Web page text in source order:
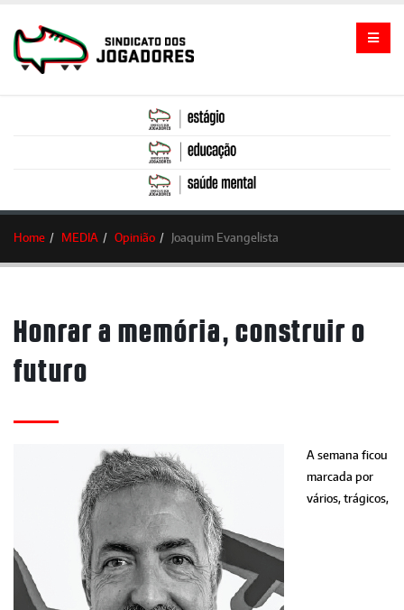
Home MEDIA Opinião Joaquim Evangelista
Honrar a memória, construir o
futuro
A semana ficou
marcada por
vários, trágicos,